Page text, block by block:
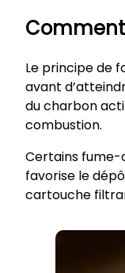
Le principe de
avant
du charbon
combustion.
Certains
favorise le
cartouche